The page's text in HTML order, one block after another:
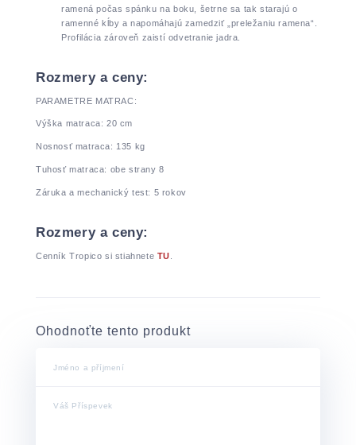
ramená počas spánku na boku, šetrne sa tak starajú o
ramenné kĺby a napomáhajú zamedziť „preležaniu ramena“.
Profilácia zároveň zaistí odvetranie jadra.
Rozmery a ceny:
PARAMETRE MATRAC:
Výška matraca: 20 cm
Nosnosť matraca: 135 kg
Tuhosť matraca: obe strany 8
Záruka a mechanický test: 5 rokov
Rozmery a ceny:
Cenník Tropico si stiahnete TU
Ohodnoťte tento produkt